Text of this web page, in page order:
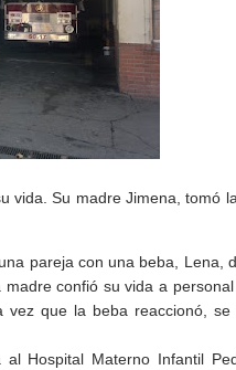
vida. Su madre Jimena, tomó
pareja con una beba, Lena,
madre confió su vida a
que la beba reaccionó, se
Hospital Materno Infantil